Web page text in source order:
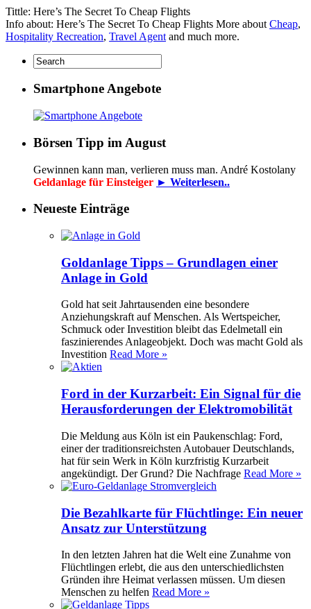
Tittle: Here’s The Secret To Cheap Flights
Info about: Here’s The Secret To Cheap Flights More about Cheap,
Hospitality Recreation, Travel Agent and much more.
Smartphone Angebote
Börsen Tipp im August
Gewinnen kann man, verlieren muss man. André Kostolany
Geldanlage für Einsteiger ► Weiterlesen..
Neueste Einträge
Goldanlage Tipps – Grundlagen einer
Anlage in Gold
Gold hat seit Jahrtausenden eine besondere
Anziehungskraft auf Menschen. Als Wertspeicher,
Schmuck oder Investition bleibt das Edelmetall ein
faszinierendes Anlageobjekt. Doch was macht Gold als
Investition Read More »
Ford in der Kurzarbeit: Ein Signal für die
Herausforderungen der Elektromobilität
Die Meldung aus Köln ist ein Paukenschlag: Ford,
einer der traditionsreichsten Autobauer Deutschlands,
hat für sein Werk in Köln kurzfristig Kurzarbeit
angekündigt. Der Grund? Die Nachfrage Read More »
Die Bezahlkarte für Flüchtlinge: Ein neuer
Ansatz zur Unterstützung
In den letzten Jahren hat die Welt eine Zunahme von
Flüchtlingen erlebt, die aus den unterschiedlichsten
Gründen ihre Heimat verlassen müssen. Um diesen
Menschen zu helfen Read More »